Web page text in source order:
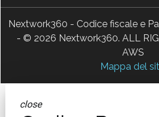
Nextwork360 - Codice fiscale e
- © 2026 Nextwork360. ALL
AWS
Mappa del
close